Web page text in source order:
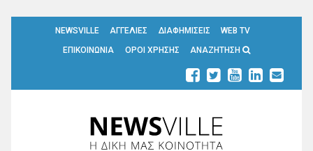
NEWSVILLE ΑΓΓΕΛΙΕΣ ΔΙΑΦΗΜΙΣΕΙΣ
WEB TV
ΕΠΙΚΟΙΝΩΝΙΑ
ΟΡΟΙ ΧΡΗΣΗΣ ΑΝΑΖΗΤΗΣΗ